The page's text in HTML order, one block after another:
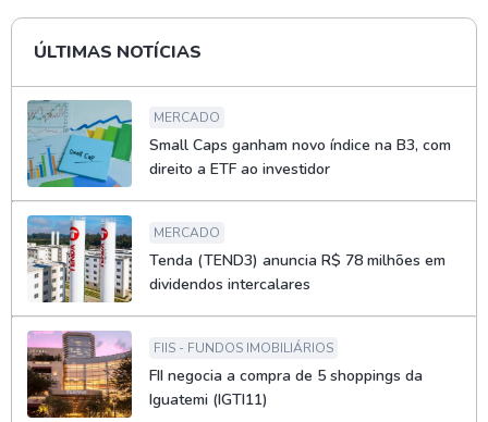
ÚLTIMAS NOTÍCIAS
MERCADO
Small Caps ganham novo índice na B3, com
direito a ETF ao investidor
MERCADO
Tenda (TEND3) anuncia R$ 78 milhões em
dividendos intercalares
FIIS - FUNDOS IMOBILIÁRIOS
FII negocia a compra de 5 shoppings da
Iguatemi (IGTI11)